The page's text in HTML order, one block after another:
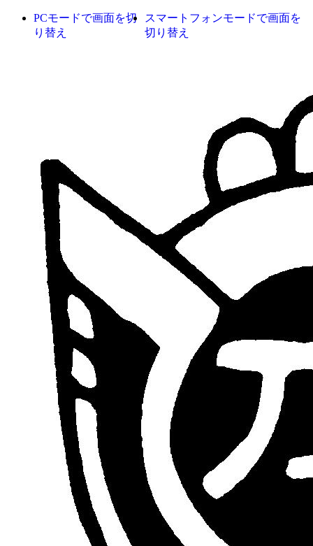
PCモードで画面を切
り替え
スマートフォンモードで画面を
切り替え